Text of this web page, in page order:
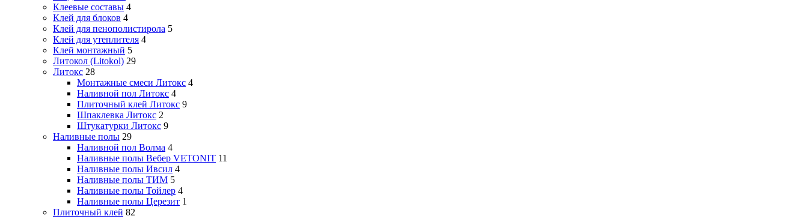
Клеевые составы 4
Клей для блоков 4
Клей для пенополистирола 5
Клей для утеплителя 4
Клей монтажный 5
Литокол (Litokol) 29
Литокс 28
Монтажные смеси Литокс 4
Наливной пол Литокс 4
Плиточный клей Литокс 9
Шпаклевка Литокс 2
Штукатурки Литокс 9
Наливные полы 29
Наливной пол Волма 4
Наливные полы Вебер VETONIT 11
Наливные полы Ивсил 4
Наливные полы ТИМ 5
Наливные полы Тойлер 4
Наливные полы Церезит 1
Плиточный клей 82